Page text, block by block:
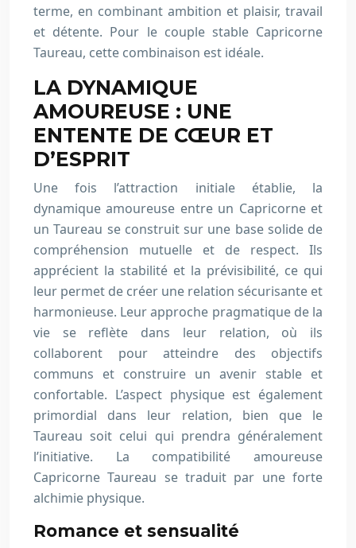
terme, en combinant ambition et plaisir, travail
et détente. Pour le couple stable Capricorne
Taureau, cette combinaison est idéale.
LA DYNAMIQUE
AMOUREUSE : UNE
ENTENTE DE CŒUR ET
D’ESPRIT
Une fois l’attraction initiale établie, la
dynamique amoureuse entre un Capricorne et
un Taureau se construit sur une base solide de
compréhension mutuelle et de respect. Ils
apprécient la stabilité et la prévisibilité, ce qui
leur permet de créer une relation sécurisante et
harmonieuse. Leur approche pragmatique de la
vie se reflète dans leur relation, où ils
collaborent pour atteindre des objectifs
communs et construire un avenir stable et
confortable. L’aspect physique est également
primordial dans leur relation, bien que le
Taureau soit celui qui prendra généralement
l’initiative. La compatibilité amoureuse
Capricorne Taureau se traduit par une forte
alchimie physique.
Romance et sensualité